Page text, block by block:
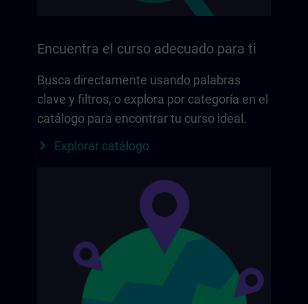
Encuentra el curso adecuado para ti
Busca directamente usando palabras
clave y filtros, o explora por categoría en el
catálogo para encontrar tu curso ideal.
Explorar catálogo